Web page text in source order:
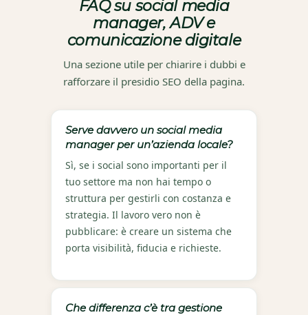
FAQ su social media
manager, ADV e
comunicazione digitale
Una sezione utile per chiarire i dubbi e
rafforzare il presidio SEO della pagina.
Serve davvero un social media
manager per un’azienda locale?
Sì, se i social sono importanti per il
tuo settore ma non hai tempo o
struttura per gestirli con costanza e
strategia. Il lavoro vero non è
pubblicare: è creare un sistema che
porta visibilità, fiducia e richieste.
Che differenza c’è tra gestione